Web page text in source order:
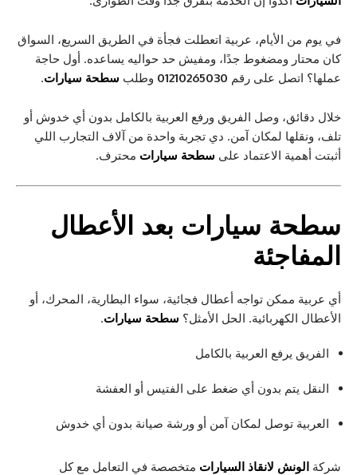
في يوم من الأيام، عربية اتعطلت فجأة في الطريق السريع، السواق
كان محتار ومضغوط جدًا، ومفيش حد حواليه يساعده. أول حاجة
عملها؟ اتصل على رقم 01210265030 وطلب سطحة سيارات.
خلال دقائق، وصل الفريق ورفع العربية بالكامل بدون أي خدوش أو
تلف، ونقلها لمكان آمن. دي تجربة واحدة من آلاف التجارب اللي
أثبتت أهمية الاعتماد على سطحة سيارات محترف.
سطحة سيارات بعد الأعطال
المفاجئة
أي عربية ممكن تواجه أعطال فجائية، سواء البطارية، المحرك، أو
الأعطال الكهربائية. الحل الأمثل؟ سطحة سيارات.
الفريق يرفع العربية بالكامل
النقل يتم بدون أي ضغط على الفتيس أو العفشة
العربية توصل لمكان آمن أو ورشة صيانة بدون أي خدوش
شركة الونش لانقاذ السيارات متخصصة في التعامل مع كل